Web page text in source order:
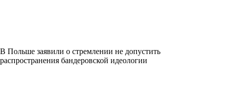
В Польше заявили о стремлении не допустить
распространения бандеровской идеологии